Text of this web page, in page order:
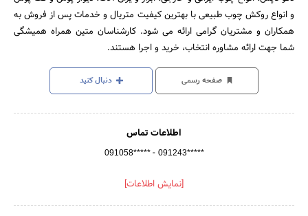
و انواع روکش چوب طبیعی با بهترین کیفیت متریال و خدمات پس از فروش به
همکاران و مشتریان گرامی ارائه می شود. کارشناسان متین همراه همیشگی
شما جهت ارائه مشاوره انتخاب، خرید و اجرا هستند.
صفحه رسمی دنبال کنید
اطلاعات تماس
091058***** - 091243*****
[نمایش اطلاعات]